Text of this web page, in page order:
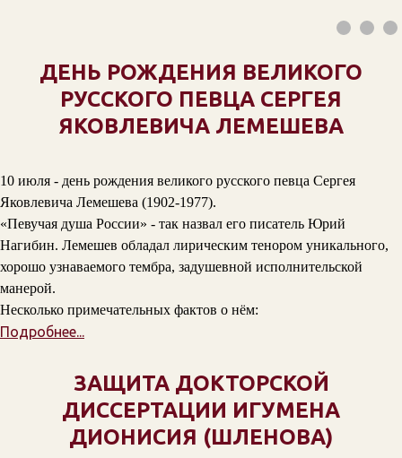
ДЕНЬ РОЖДЕНИЯ ВЕЛИКОГО
РУССКОГО ПЕВЦА СЕРГЕЯ
ЯКОВЛЕВИЧА ЛЕМЕШЕВА
10 июля - день рождения великого русского певца Сергея
Яковлевича Лемешева (1902-1977).
«Певучая душа России» - так назвал его писатель Юрий
Нагибин. Лемешев обладал лирическим тенором уникального,
хорошо узнаваемого тембра, задушевной исполнительской
манерой.
Несколько примечательных фактов о нём:
Подробнее...
ЗАЩИТА ДОКТОРСКОЙ
ДИССЕРТАЦИИ ИГУМЕНА
ДИОНИСИЯ (ШЛЕНОВА)